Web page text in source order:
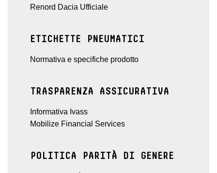
Renord Dacia Ufficiale
ETICHETTE PNEUMATICI
Normativa e specifiche prodotto
TRASPARENZA ASSICURATIVA
Informativa Ivass
Mobilize Financial Services
POLITICA PARITÀ DI GENERE